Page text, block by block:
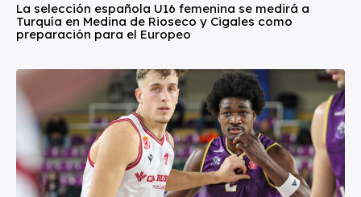
La selección española U16 femenina se medirá a
Turquía en Medina de Rioseco y Cigales como
preparación para el Europeo